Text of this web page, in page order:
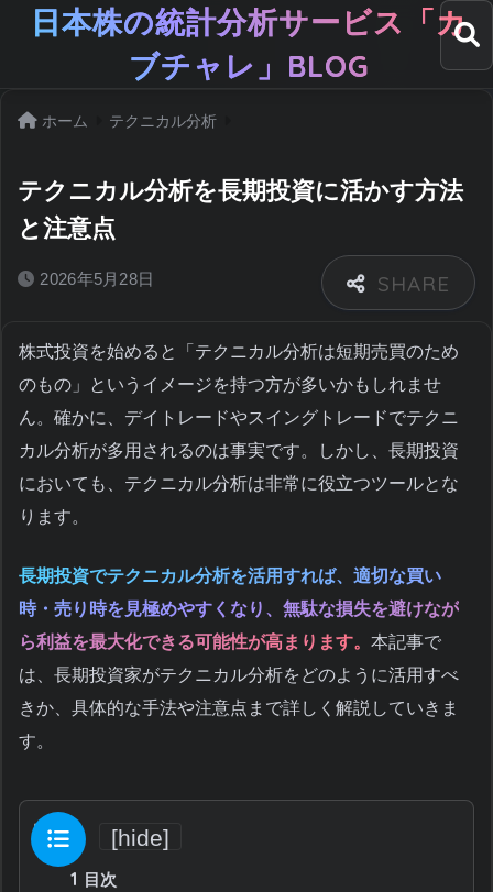
日本株の統計分析サービス「カ
ブチャレ」BLOG
ホーム テクニカル分析
テクニカル分析を長期投資に活かす方法
と注意点
2026年5月28日
株式投資を始めると「テクニカル分析は短期売買のため
のもの」というイメージを持つ方が多いかもしれませ
ん。確かに、デイトレードやスイングトレードでテクニ
カル分析が多用されるのは事実です。しかし、長期投資
においても、テクニカル分析は非常に役立つツールとな
ります。
長期投資でテクニカル分析を活用すれば、適切な買い
時・売り時を見極めやすくなり、無駄な損失を避けなが
ら利益を最大化できる可能性が高まります。 本記事で
は、長期投資家がテクニカル分析をどのように活用すべ
きか、具体的な手法や注意点まで詳しく解説していきま
す。
目次 [hide]
1 目次